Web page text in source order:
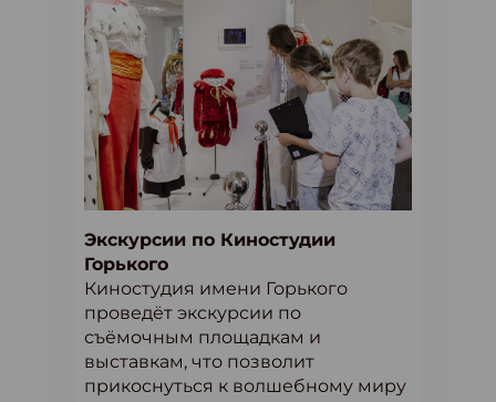
Экскурсии по Киностудии
Горького
Киностудия имени Горького
проведёт экскурсии по
съёмочным площадкам и
выставкам, что позволит
прикоснуться к волшебному миру